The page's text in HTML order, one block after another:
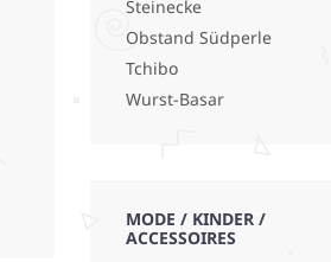
Steinecke
Obstand Südperle
Tchibo
Wurst-Basar
MODE / KINDER /
ACCESSOIRES